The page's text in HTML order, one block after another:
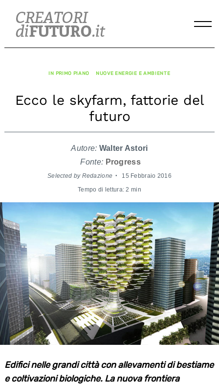
content
IN PRIMO PIANO NUOVE ENERGIE E AMBIENTE
Ecco le skyfarm, fattorie del
futuro
Autore: Walter Astori
Fonte: Progress
Selected by Redazione 15 Febbraio 2016
Tempo di lettura: 2 min
Edifici nelle grandi città con allevamenti di bestiame
e coltivazioni biologiche. La nuova frontiera